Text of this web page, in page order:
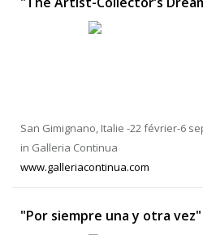
San Gimignano, Italie -22 février-6
in Galleria Continua
www.galleriacontinua.com
"Por siempre una y otra vez"